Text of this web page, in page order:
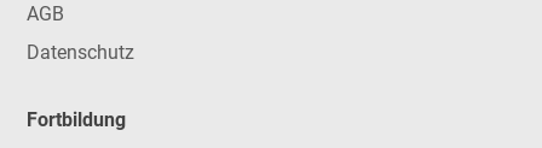
AGB
Datenschutz
Fortbildung